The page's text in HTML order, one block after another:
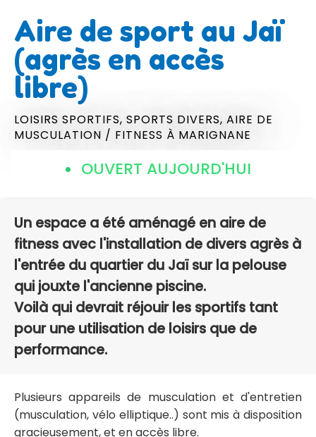
Aire de sport au Jaï
(agrès en accès
libre)
LOISIRS SPORTIFS, SPORTS DIVERS, AIRE DE
MUSCULATION / FITNESS À MARIGNANE
OUVERT AUJOURD'HUI
Un espace a été aménagé en aire de
fitness avec l'installation de divers agrès à
l'entrée du quartier du Jaï sur la pelouse
qui jouxte l'ancienne piscine.
Voilà qui devrait réjouir les sportifs tant
pour une utilisation de loisirs que de
performance.
Plusieurs appareils de musculation et d'entretien
(musculation, vélo elliptique..) sont mis à disposition
gracieusement, et en accès libre.